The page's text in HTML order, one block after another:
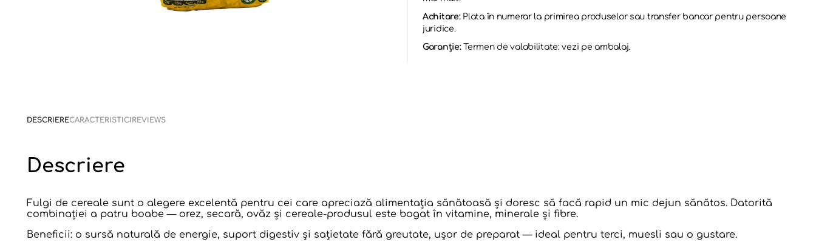
Achitare: Plata în numerar la primirea produselor sau transfer bancar pentru persoane
juridice.
Garanție:Termen de valabilitate: vezi pe ambalaj.
DESCRIERECARACTERISTICIREVIEWS
Descriere
Fulgi de cereale sunt o alegere excelentă pentru cei care apreciază alimentația sănătoasă și doresc să facă rapid un mic dejun sănătos. Datorită
combinației a patru boabe — orez, secară, ovăz și cereale-produsul este bogat în vitamine, minerale și fibre.
Beneficii: o sursă naturală de energie, suport digestiv și sațietate fără greutate, ușor de preparat — ideal pentru terci, muesli sau o gustare.